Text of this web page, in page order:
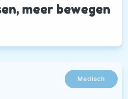
meer bewegen
Medisch